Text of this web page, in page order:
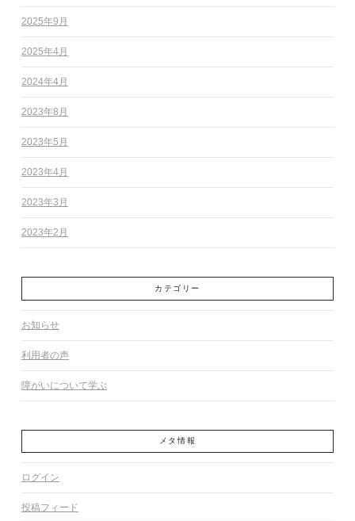
2025年9月
2025年4月
2024年4月
2023年8月
2023年5月
2023年4月
2023年3月
2023年2月
カテゴリー
お知らせ
利用者の声
障がいについて学ぶ
メタ情報
ログイン
投稿フィード